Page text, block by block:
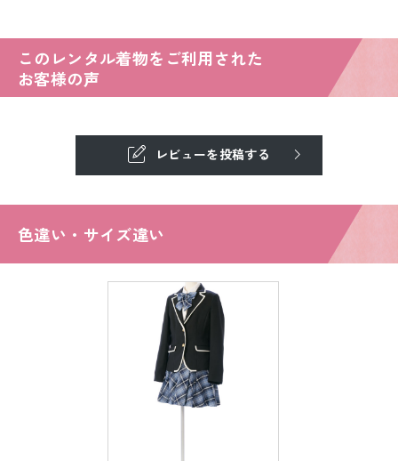
このレンタル着物をご利用された
お客様の声
レビューを投稿する
色違い・サイズ違い